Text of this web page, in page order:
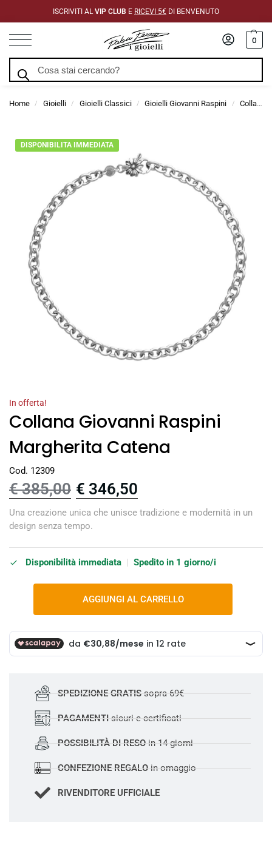
ISCRIVITI AL VIP CLUB E RICEVI 5€ DI BENVENUTO
0
Home / Gioielli / Gioielli Classici / Gioielli Giovanni Raspini / Collane Giovanni Raspini
DISPONIBILITA IMMEDIATA
In offerta!
Collana Giovanni Raspini
Margherita Catena
Cod. 12309
€385,00 € 346,50
Una creazione unica che unisce tradizione e modernità in un
design senza tempo.
Disponibilità immediata Spedito in 1 giorno/i
AGGIUNGI AL CARRELLO
SPEDIZIONE GRATISsopra 69€
PAGAMENTI sicuri e certificati
POSSIBILITÀ DI RESO in 14 giorni
CONFEZIONE REGALOin omaggio
RIVENDITORE UFFICIALE